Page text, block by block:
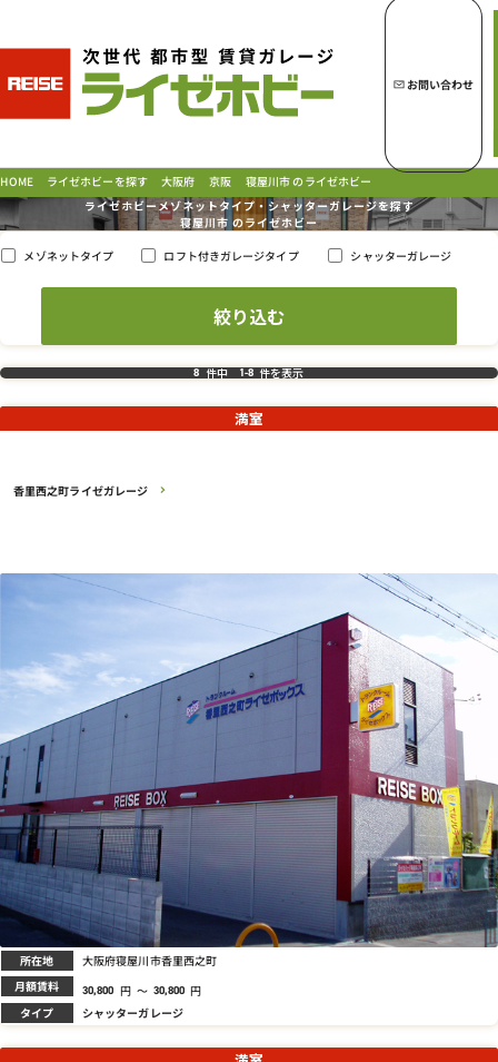
ライゼホビーの魅力
ラインナップ
ご契約の流れ・お支払方法
プライバシーポリシー
お問い合わせ
HOME ライゼホビーを探す 大阪府 京阪 寝屋川市 のライゼホビー
ライゼホビーメゾネットタイプ・シャッターガレージを探す
寝屋川市 のライゼホビー
メゾネットタイプ ロフト付きガレージタイプ シャッターガレージ
8 件中 1-8 件を表示
香里西之町ライゼガレージ
満室
所在地 大阪府寝屋川市香里西之町
月額賃料 30,800 円 ～ 30,800 円
タイプ シャッターガレージ